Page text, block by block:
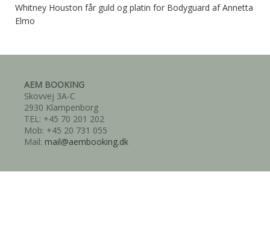
Whitney Houston får guld og platin for Bodyguard af Annetta
Elmo
AEM BOOKING
Skovvej 3A-C
2930 Klampenborg
TEL: +45 70 201 202
Mob: +45 20 731 055
Mail: mail@aembooking.dk